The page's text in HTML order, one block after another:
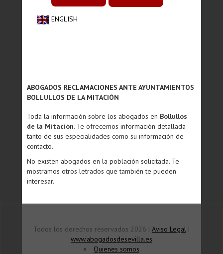
ENGLISH
ABOGADOS RECLAMACIONES ANTE AYUNTAMIENTOS
BOLLULLOS DE LA MITACIÓN
Toda la información sobre los abogados en Bollullos
de la Mitación. Te ofrecemos información detallada
tanto de sus especialidades como su información de
contacto.
No existen abogados en la población solicitada. Te
mostramos otros letrados que también te pueden
interesar.
Todos los derechos reservados 2026 | Aviso Legal |
www.abogadosdesevilla.es
Quienes somos